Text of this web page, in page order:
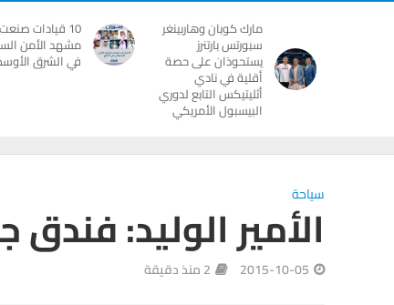
مارك كوبان وهاربينغر
سبورتس بارتنرز
يستحوذان على حصة
أقلية في نادي
أثليتيكس التابع لدوري
البيسبول الأمريكي
10 قيادات صنعت
مشهد الأمن
في الشرق
سياحة
الأمير الوليد:
2015-10-05 2 منذ دقيقة